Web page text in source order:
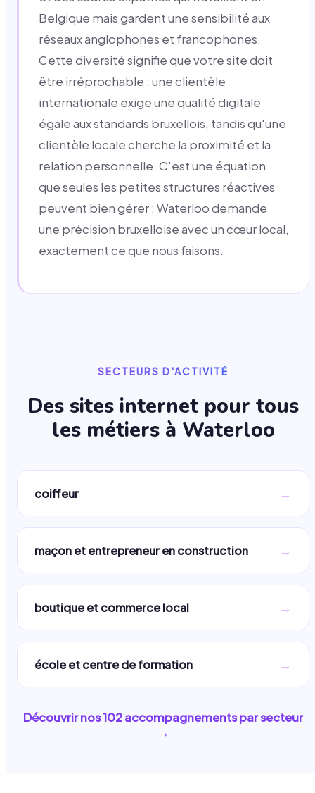
Belgique mais gardent une sensibilité aux
réseaux anglophones et francophones.
Cette diversité signifie que votre site doit
être irréprochable : une clientèle
internationale exige une qualité digitale
égale aux standards bruxellois, tandis qu'une
clientèle locale cherche la proximité et la
relation personnelle. C'est une équation
que seules les petites structures réactives
peuvent bien gérer : Waterloo demande
une précision bruxelloise avec un cœur local,
exactement ce que nous faisons.
SECTEURS D'ACTIVITÉ
Des sites internet pour tous
les métiers à Waterloo
coiffeur →
maçon et entrepreneur en construction →
boutique et commerce local →
école et centre de formation →
Découvrir nos102accompagnements par secteur
→